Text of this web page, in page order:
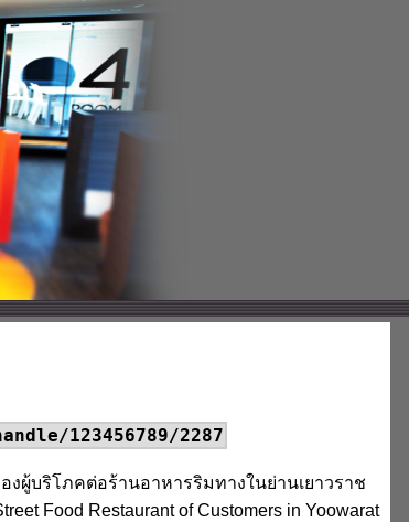
123456789/2287
ผู้บริโภคต่อร้านอาหารริมทางในย่านเยาวราช
Food Restaurant of Customers in Yoowarat